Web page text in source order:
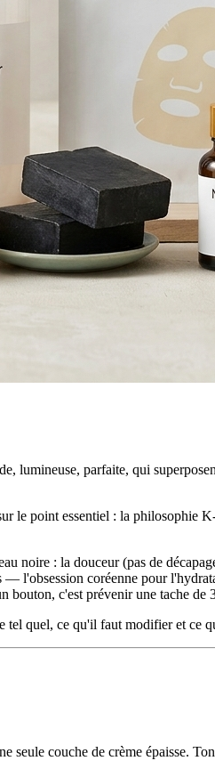
lumineuse, parfaite, qui
le point essentiel : la philosophie
noire : la douceur (pas de
l'obsession coréenne pour
bouton, c'est prévenir une tache de
quel, ce qu'il faut modifier et ce
couche de crème épaisse.